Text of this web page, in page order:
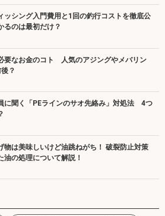
ッシング入門費用と1回の釣行コストを徹底公
のは最初だけ？
要なお金のコト 人気のアジングやメバリン
？
に聞く「PEラインのサオ先絡み」対処法 4つ
物は美味しいけど油跳ねがち！ 破裂防止対策
油の処理について解説！